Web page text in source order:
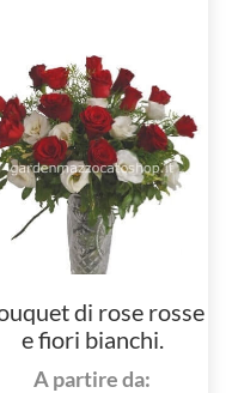
di rose rosse
e fiori bianchi.
A partire da: